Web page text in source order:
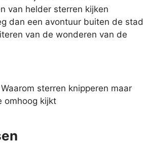
van helder sterren kijken
dan een avontuur buiten de stad
van de wonderen van de
Waarom sterren knipperen maar
omhoog kijkt